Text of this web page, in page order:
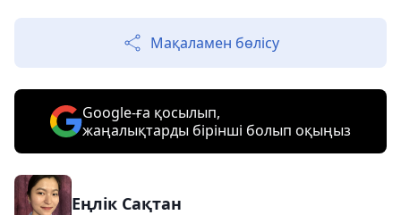
Мақаламен бөлісу
Google-ға қосылып,
жаңалықтарды бірінші болып оқыңыз
Еңлік Сақтан